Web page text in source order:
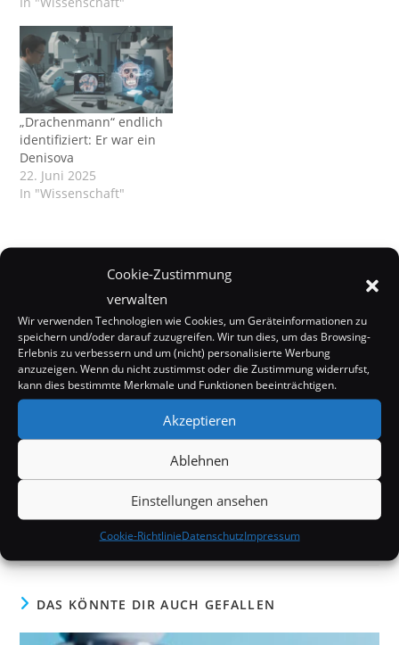
Cookie-Zustimmung
verwalten
Wir verwenden Technologien wie Cookies, um Geräteinformationen zu
speichern und/oder darauf zuzugreifen. Wir tun dies, um das Browsing-
Erlebnis zu verbessern und um (nicht) personalisierte Werbung
anzuzeigen. Wenn du nicht zustimmst oder die Zustimmung widerrufst,
kann dies bestimmte Merkmale und Funktionen beeinträchtigen.
Akzeptieren
Ablehnen
Einstellungen ansehen
Cookie-RichtlinieDatenschutzImpressum
„Drachenmann“ endlich
identifiziert: Er war ein
Denisova
22. Juni 2025
In "Wissenschaft"
SCHLAGWÖRTER:BÄUME, FOSSILIEN, WÄLDER
Artikel
25 Meter langer Ichthyosaurier an einem Strand in
England entdeckt
DAS KÖNNTE DIR AUCH GEFALLEN